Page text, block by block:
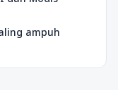
ampuh